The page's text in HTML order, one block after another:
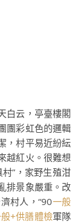
白云，亭臺樓閣
團彩虹色的邏輯
，村平易近紛紜
越紅火。很難想
”，家野生殖泔
排景象嚴重。改
村人，“90一般
+供膳體檢軍隊